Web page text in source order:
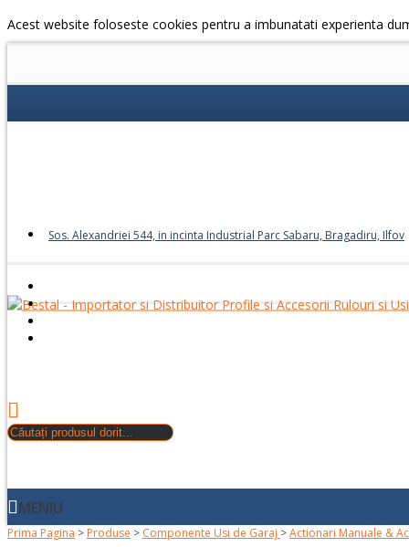
Acest website foloseste cookies pentru a imbunatati experienta
Sos. Alexandriei 544, in incinta Industrial Parc Sabaru, Bragadiru, Ilfov
MENIU
Prima Pagina > Produse > Componente Usi de Garaj >Actionari Manuale &